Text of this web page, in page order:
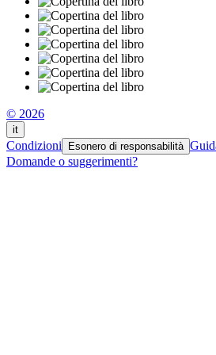
© 2026
it
Condizioni Esonero di responsabilità
Domande o suggerimenti?